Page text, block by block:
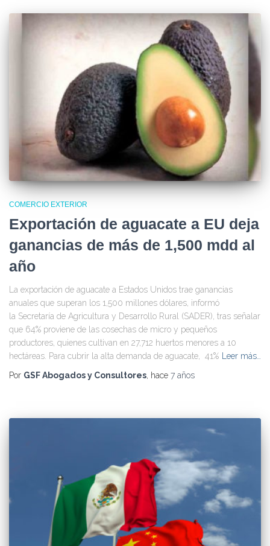
COMERCIO EXTERIOR
Exportación de aguacate a EU deja
ganancias de más de 1,500 mdd al
año
La exportación de aguacate a Estados Unidos trae ganancias
anuales que superan los 1,500 millones dólares, informó
la Secretaría de Agricultura y Desarrollo Rural (SADER), tras señalar
que 64% proviene de las cosechas de micro y pequeños
productores, quienes cultivan en 27,712 huertos menores a 10
hectáreas. Para cubrir la alta demanda de aguacate, 41% Leer más…
Por GSF Abogados y Consultores, hace 7 años